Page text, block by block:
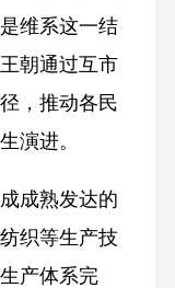
维系这一结
朝通过互市
，推动各民
演进。
成熟发达的
织等生产技
产体系完